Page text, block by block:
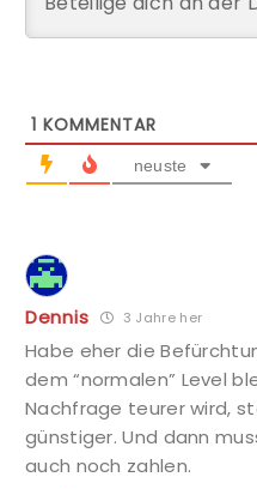
1 KOMMENTAR
neuste
Dennis 3 Jahre her
Habe eher die
dem “normalen” Level
Nachfrage teurer wird,
günstiger. Und dann
auch noch zahlen.